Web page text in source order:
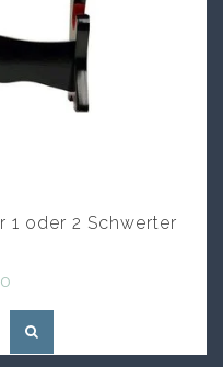
1 oder 2 Schwerter